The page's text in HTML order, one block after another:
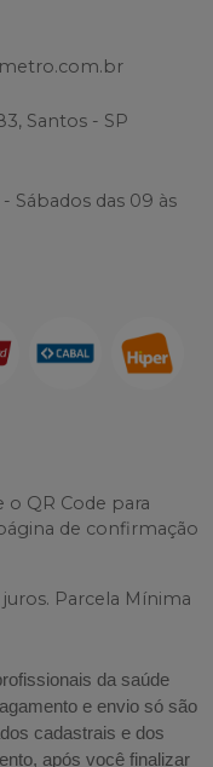
Santos - SP
Sábados das 09 às
o QR Code para
de confirmação
Parcela Mínima
da saúde
e envio só são
cadastrais e dos
após você finalizar